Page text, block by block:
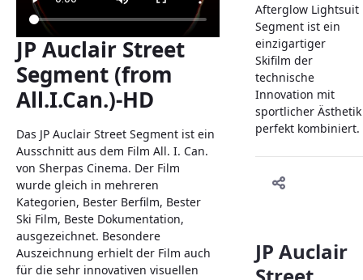
JP Auclair Street
Segment (from
All.I.Can.)-HD
Das JP Auclair Street Segment ist ein
Ausschnitt aus dem Film All. I. Can.
von Sherpas Cinema. Der Film
wurde gleich in mehreren
Kategorien, Bester Berfilm, Bester
Ski Film, Beste Dokumentation,
ausgezeichnet. Besondere
Auszeichnung erhielt der Film auch
für die sehr innovativen visuellen
Afterglow Lightsuit
Segment ist ein
einzigartiger
Skifilm der
technische
Innovation mit
sportlicher Ästhetik
perfekt kombiniert.
JP Auclair